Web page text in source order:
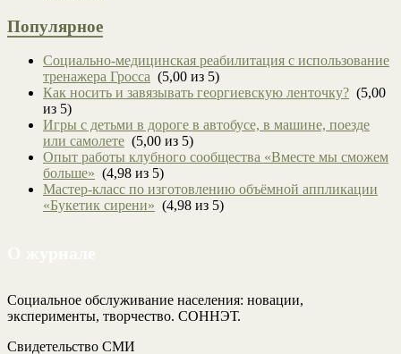
Популярное
Социально-медицинская реабилитация с использование
тренажера Гросса (5,00 из 5)
Как носить и завязывать георгиевскую ленточку? (5,00
из 5)
Игры с детьми в дороге в автобусе, в машине, поезде
или самолете (5,00 из 5)
Опыт работы клубного сообщества «Вместе мы сможем
больше» (4,98 из 5)
Мастер-класс по изготовлению объёмной аппликации
«Букетик сирени» (4,98 из 5)
Социальное обслуживание населения: новации,
эксперименты, творчество. СОННЭТ.
Свидетельство СМИ